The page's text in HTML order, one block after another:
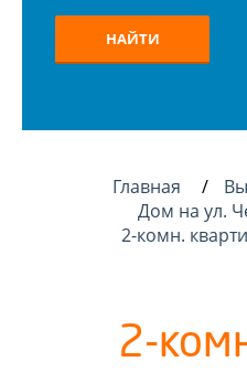
НАЙТИ
Главная
Дом на ул.
2-комн.
2-